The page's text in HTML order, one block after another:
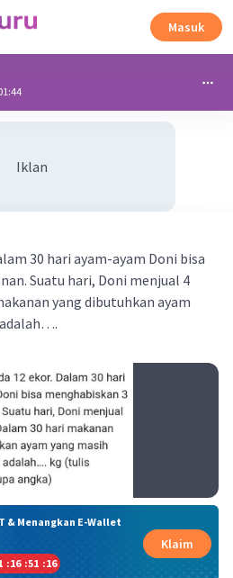
Masuk
Iklan
30 hari ayam-ayam Doni bisa
Suatu hari, Doni menjual 4
yang dibutuhkan ayam
& Menangkan E-Wallet
:16 :51 :15
Klaim